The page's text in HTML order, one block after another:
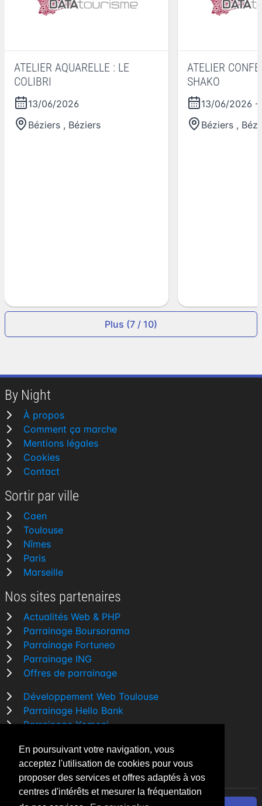
En poursuivant votre navigation, vous
acceptez l'utilisation de cookies pour vous
proposer des services et offres adaptés à vos
centres d'intérêts et mesurer la fréquentation
ATELIER AQUARELLE : LE
COLIBRI
13/06/2026
Béziers , Béziers
ATELIER
SHAKO
13/06/2026 -
Béziers ,
Plus (7 / 10)
By Night
À propos
Comment ça marche
Mentions légales
Cookies
Contact
Sortir par ville
Caen
Toulouse
Nîmes
Paris
Marseille
Nos sites partenaires
Actualités Web & PHP
Parrainage Boursorama
Parrainage Fortuneo
Parrainage ING
Offres de parrainage
Développement Web Toulouse
Parrainage Hello Bank
Parrainage Yomoni
Comparatif banque